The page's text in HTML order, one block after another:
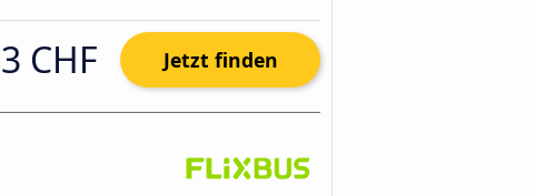
CHF Jetzt finden